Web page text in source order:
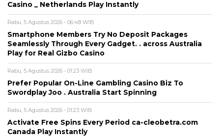
Casino _ Netherlands Play Instantly
Rabu, 5 Agustus 2026 - 06:48 WIB
Smartphone Members Try No Deposit Packages
Seamlessly Through Every Gadget. . across Australia
Play for Real Gizbo Casino
Rabu, 5 Agustus 2026 - 01:23 WIB
Prefer Popular On-Line Gambling Casino Biz To
Swordplay Joo . Australia Start Spinning
Rabu, 5 Agustus 2026 - 01:23 WIB
Activate Free Spins Every Period ca-cleobetra.com
Canada Play Instantly